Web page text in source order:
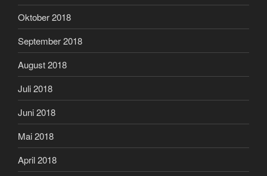
Oktober 2018
September 2018
August 2018
Juli 2018
Juni 2018
Mai 2018
April 2018